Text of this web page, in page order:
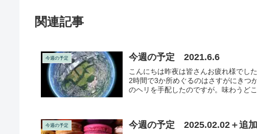
関連記事
今週の予定 今週の予定 2021.6.6
こんにちは昨夜は皆さんお疲れ様でし
2時間で3か所めぐるのはさすがにきつ
のヘリを手配したのですが。味わうど
今週の予定 今週の予定 2025.02.02＋追